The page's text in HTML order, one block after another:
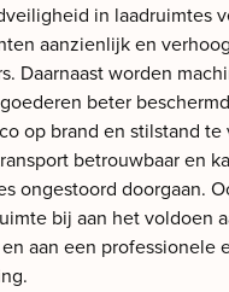
in laadruimtes
aanzienlijk en
Daarnaast worden
beter
op brand en stilstand
betrouwbaar en
ongestoord doorgaan.
bij aan het voldoen
aan een professionele